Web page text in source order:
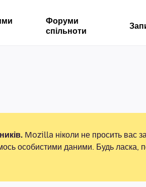
Форуми
спільноти
Mozilla ніколи не просить вас
особистими даними. Будь ласка,